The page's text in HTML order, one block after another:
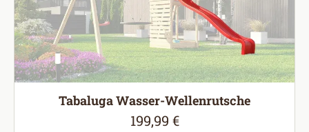
Tabaluga Wasser-Wellenrutsche
Regulärer Preis:
199,99 €